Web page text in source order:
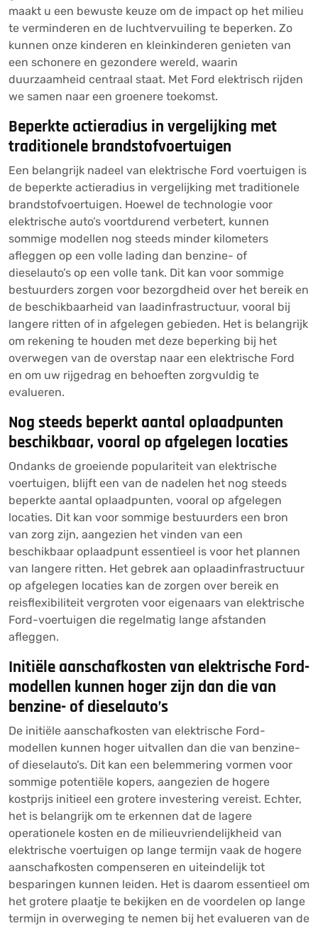
maakt u een bewuste keuze om de impact op het milieu
te verminderen en de luchtvervuiling te beperken. Zo
kunnen onze kinderen en kleinkinderen genieten van
een schonere en gezondere wereld, waarin
duurzaamheid centraal staat. Met Ford elektrisch rijden
we samen naar een groenere toekomst.
Beperkte actieradius in vergelijking met
traditionele brandstofvoertuigen
Een belangrijk nadeel van elektrische Ford voertuigen is
de beperkte actieradius in vergelijking met traditionele
brandstofvoertuigen. Hoewel de technologie voor
elektrische auto’s voortdurend verbetert, kunnen
sommige modellen nog steeds minder kilometers
afleggen op een volle lading dan benzine- of
dieselauto’s op een volle tank. Dit kan voor sommige
bestuurders zorgen voor bezorgdheid over het bereik en
de beschikbaarheid van laadinfrastructuur, vooral bij
langere ritten of in afgelegen gebieden. Het is belangrijk
om rekening te houden met deze beperking bij het
overwegen van de overstap naar een elektrische Ford
en om uw rijgedrag en behoeften zorgvuldig te
evalueren.
Nog steeds beperkt aantal oplaadpunten
beschikbaar, vooral op afgelegen locaties
Ondanks de groeiende populariteit van elektrische
voertuigen, blijft een van de nadelen het nog steeds
beperkte aantal oplaadpunten, vooral op afgelegen
locaties. Dit kan voor sommige bestuurders een bron
van zorg zijn, aangezien het vinden van een
beschikbaar oplaadpunt essentieel is voor het plannen
van langere ritten. Het gebrek aan oplaadinfrastructuur
op afgelegen locaties kan de zorgen over bereik en
reisflexibiliteit vergroten voor eigenaars van elektrische
Ford-voertuigen die regelmatig lange afstanden
afleggen.
Initiële aanschafkosten van elektrische Ford-
modellen kunnen hoger zijn dan die van
benzine- of dieselauto’s
De initiële aanschafkosten van elektrische Ford-
modellen kunnen hoger uitvallen dan die van benzine-
of dieselauto’s. Dit kan een belemmering vormen voor
sommige potentiële kopers, aangezien de hogere
kostprijs initieel een grotere investering vereist. Echter,
het is belangrijk om te erkennen dat de lagere
operationele kosten en de milieuvriendelijkheid van
elektrische voertuigen op lange termijn vaak de hogere
aanschafkosten compenseren en uiteindelijk tot
besparingen kunnen leiden. Het is daarom essentieel om
het grotere plaatje te bekijken en de voordelen op lange
termijn in overweging te nemen bij het evalueren van de